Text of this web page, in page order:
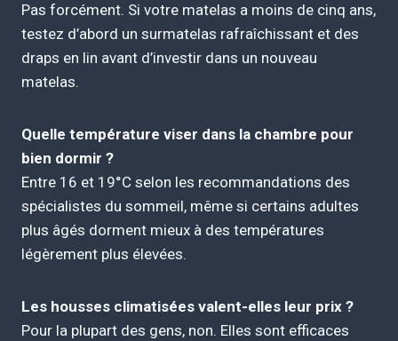
Pas forcément. Si votre matelas a moins de cinq ans,
testez d’abord un surmatelas rafraîchissant et des
draps en lin avant d’investir dans un nouveau
matelas.
Quelle température viser dans la chambre pour
bien dormir ?
Entre 16 et 19°C selon les recommandations des
spécialistes du sommeil, même si certains adultes
plus âgés dorment mieux à des températures
légèrement plus élevées.
Les housses climatisées valent-elles leur prix ?
Pour la plupart des gens, non. Elles sont efficaces